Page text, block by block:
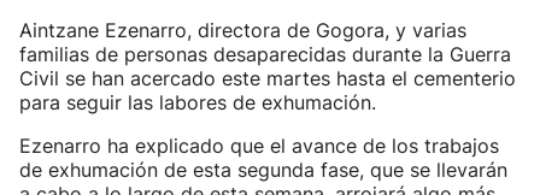
Aintzane Ezenarro, directora de Gogora, y varias
familias de personas desaparecidas durante la Guerra
Civil se han acercado este martes hasta el cementerio
para seguir las labores de exhumación.
Ezenarro ha explicado que el avance de los trabajos
de exhumación de esta segunda fase, que se llevarán